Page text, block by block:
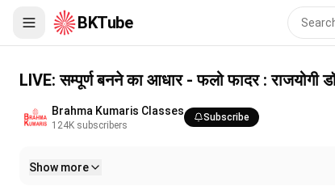
BKTube
LIVE: सम्पूर्ण बनने का आधार - फलो फादर : राजयोगी
Brahma Kumaris Classes
124K subscribers
Subscribe
Show more